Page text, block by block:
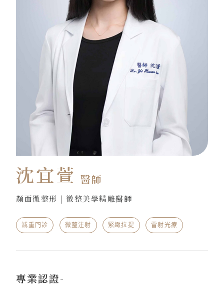
沈宜萱 醫師
顏面微整形 | 微整美學精雕醫師
減重門診 微整注射 緊緻拉提 雷射光療
專業認證-